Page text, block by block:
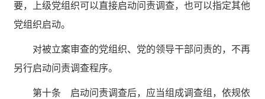
要，上级党组织可以直接启动问责调查，也可以指定其他
党组织启动。
对被立案审查的党组织、党的领导干部问责的，不再
另行启动问责调查程序。
第十条 启动问责调查后，应当组成调查组，依规依